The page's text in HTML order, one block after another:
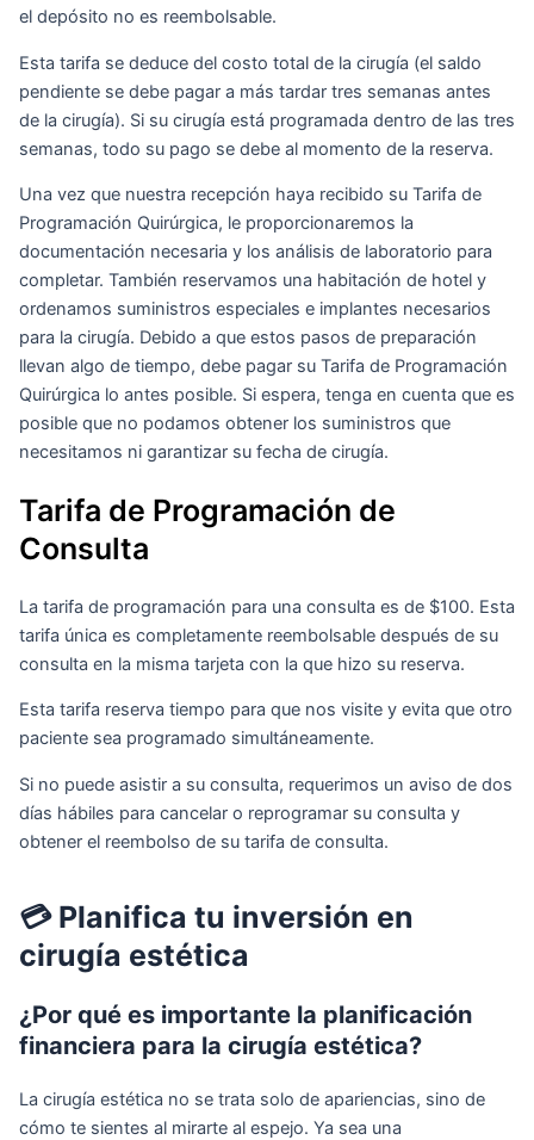
el depósito no es reembolsable.
Esta tarifa se deduce del costo total de la cirugía (el saldo
pendiente se debe pagar a más tardar tres semanas antes
de la cirugía). Si su cirugía está programada dentro de las tres
semanas, todo su pago se debe al momento de la reserva.
Una vez que nuestra recepción haya recibido su Tarifa de
Programación Quirúrgica, le proporcionaremos la
documentación necesaria y los análisis de laboratorio para
completar. También reservamos una habitación de hotel y
ordenamos suministros especiales e implantes necesarios
para la cirugía. Debido a que estos pasos de preparación
llevan algo de tiempo, debe pagar su Tarifa de Programación
Quirúrgica lo antes posible. Si espera, tenga en cuenta que es
posible que no podamos obtener los suministros que
necesitamos ni garantizar su fecha de cirugía.
Tarifa de Programación de
Consulta
La tarifa de programación para una consulta es de $100. Esta
tarifa única es completamente reembolsable después de su
consulta en la misma tarjeta con la que hizo su reserva.
Esta tarifa reserva tiempo para que nos visite y evita que otro
paciente sea programado simultáneamente.
Si no puede asistir a su consulta, requerimos un aviso de dos
días hábiles para cancelar o reprogramar su consulta y
obtener el reembolso de su tarifa de consulta.
💳 Planifica tu inversión en
cirugía estética
¿Por qué es importante la planificación
financiera para la cirugía estética?
La cirugía estética no se trata solo de apariencias, sino de
cómo te sientes al mirarte al espejo. Ya sea una